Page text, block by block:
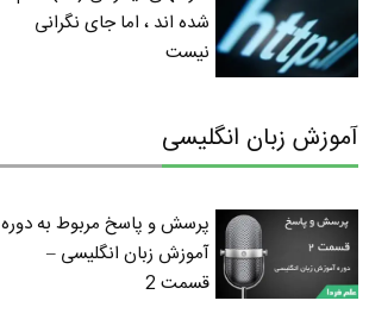
شده اند ، اما جای نگرانی
نیست
آموزش زبان انگلیسی
پرسش و پاسخ مربوط به دوره
آموزش زبان انگلیسی –
قسمت 2